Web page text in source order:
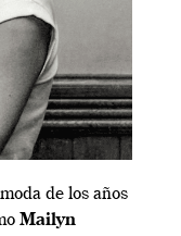
de los años
Mailyn